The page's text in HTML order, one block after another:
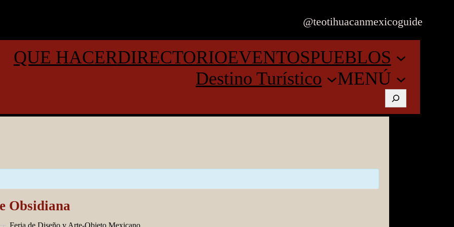
@teotihuacanmexicoguide
QUE HACERDIRECTORIOEVENTOSPUEBLOS
Destino Turístico
MENÚ
Buscar
Obsidiana